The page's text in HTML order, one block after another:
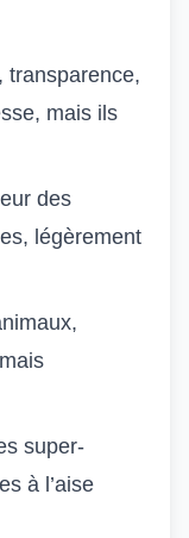
transparence,
mais ils
des
légèrement
super-
à l’aise